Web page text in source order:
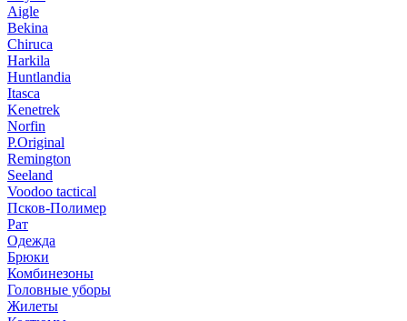
Aigle
Bekina
Chiruсa
Harkila
Huntlandia
Itasca
Kenetrek
Norfin
P.Original
Remington
Seeland
Voodoo tactical
Псков-Полимер
Рат
Одежда
Брюки
Комбинезоны
Головные уборы
Жилеты